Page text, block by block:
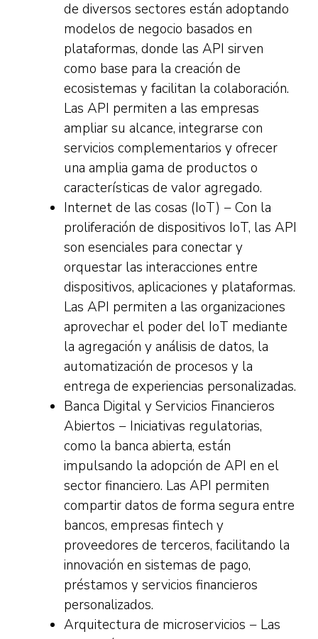
de diversos sectores están adoptando
modelos de negocio basados en
plataformas, donde las API sirven
como base para la creación de
ecosistemas y facilitan la colaboración.
Las API permiten a las empresas
ampliar su alcance, integrarse con
servicios complementarios y ofrecer
una amplia gama de productos o
características de valor agregado.
Internet de las cosas (IoT) − Con la
proliferación de dispositivos IoT, las API
son esenciales para conectar y
orquestar las interacciones entre
dispositivos, aplicaciones y plataformas.
Las API permiten a las organizaciones
aprovechar el poder del IoT mediante
la agregación y análisis de datos, la
automatización de procesos y la
entrega de experiencias personalizadas.
Banca Digital y Servicios Financieros
Abiertos − Iniciativas regulatorias,
como la banca abierta, están
impulsando la adopción de API en el
sector financiero. Las API permiten
compartir datos de forma segura entre
bancos, empresas fintech y
proveedores de terceros, facilitando la
innovación en sistemas de pago,
préstamos y servicios financieros
personalizados.
Arquitectura de microservicios − Las